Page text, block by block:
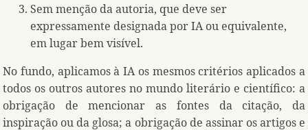
Sem menção da autoria, que deve ser
expressamente designada por IA ou equivalente,
em lugar bem visível.
No fundo, aplicamos à IA os mesmos critérios aplicados a
todos os outros autores no mundo literário e científico: a
obrigação de mencionar as fontes da citação, da
inspiração ou da glosa; a obrigação de assinar os artigos e